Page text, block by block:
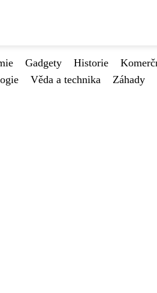
Gadgety Historie
Věda a technika Záhady